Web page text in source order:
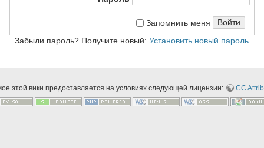
Запомнить меня
Войти
Забыли пароль? Получите новый:Установить новый пароль
этой вики предоставляется на условиях следующей лицензии: CC